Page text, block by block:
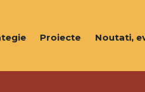
Proiecte Noutati,